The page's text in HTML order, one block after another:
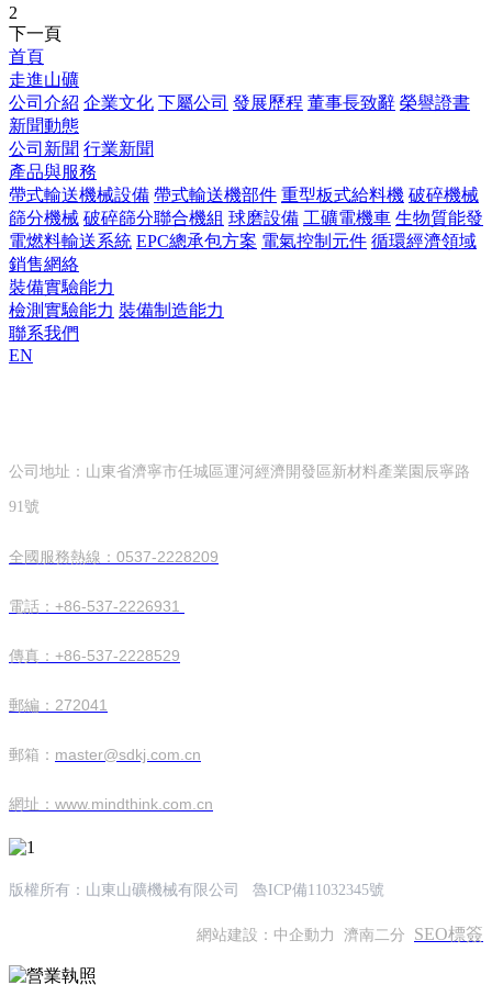
2
下一頁
首頁
走進山礦
公司介紹 企業文化 下屬公司 發展歷程 董事長致辭 榮譽證書
新聞動態
公司新聞 行業新聞
產品與服務
帶式輸送機械設備 帶式輸送機部件 重型板式給料機 破碎機械
篩分機械 破碎篩分聯合機組 球磨設備 工礦電機車 生物質能發
電燃料輸送系統 EPC總承包方案 電氣控制元件 循環經濟領域
銷售網絡
裝備實驗能力
檢測實驗能力 裝備制造能力
聯系我們
EN
公司地址：山東省濟寧市任城區運河經濟開發區新材料產業園辰寧路
91號
全國服務熱線：0537-2228209
電話：+86-537-2226931
傳真：+86-537-2228529
郵編：272041
郵箱： master@sdkj.com.cn
網址：www.mindthink.com.cn
版權所有：山東山礦機械有限公司 魯ICP備11032345號
網站建設：中企動力 濟南二分 SEO標簽